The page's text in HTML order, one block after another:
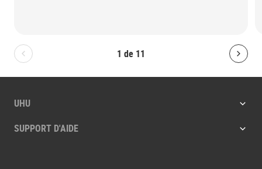
1 de 11
Bolton.General.PreviousSlide
UHU
SUPPORT D'AIDE